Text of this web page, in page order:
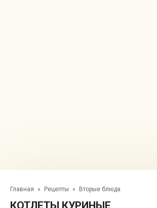
Главная » Рецепты » Вторые блюда